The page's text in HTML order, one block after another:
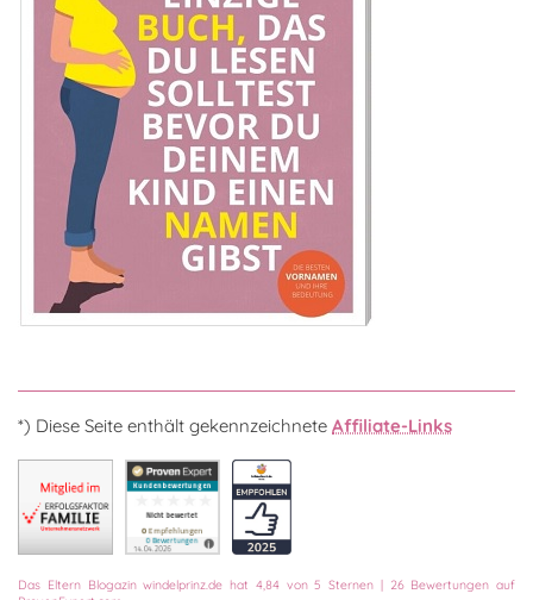
*) Diese Seite enthält gekennzeichnete Affiliate-Links
Das Eltern Blogazin windelprinz.de hat 4,84von5 Sternen | 26Bewertungen auf